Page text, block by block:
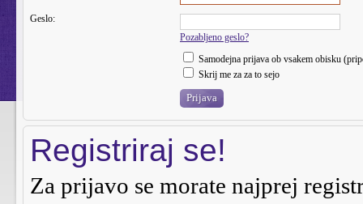
Geslo:
Pozabljeno geslo?
Samodejna prijava ob vsakem obisku
Skrij me za za to sejo
Registriraj se!
Za prijavo se morate najprej